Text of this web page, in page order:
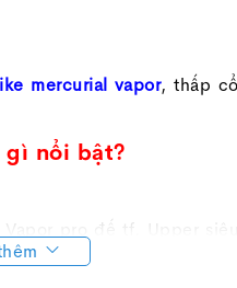
mercurial vapor, thấp
gì nổi bật?
pro đế tf. Upper